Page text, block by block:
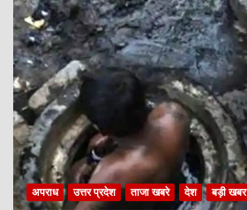
अपराध उत्तर प्रदेश ताजा खबरे देश बड़ी खबर